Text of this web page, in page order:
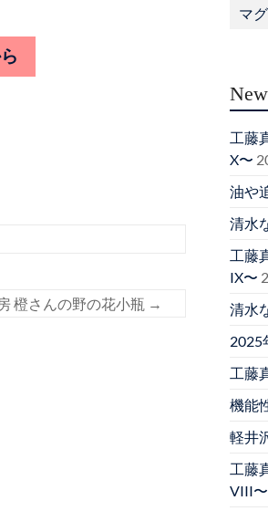
橙さんの野の花小瓶 →
マ
工藤
X〜
油や
清水
工藤
IX〜
清水
2025
工藤
機能
軽井
工藤
VIII〜